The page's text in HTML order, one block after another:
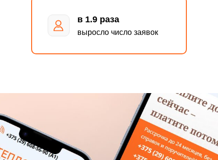
в 1.9 раза
выросло число заявок